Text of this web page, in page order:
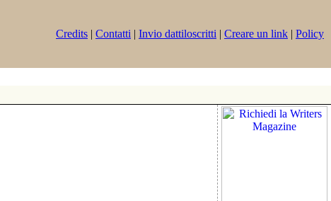
Credits | Contatti | Invio dattiloscritti | Creare un link | Policy